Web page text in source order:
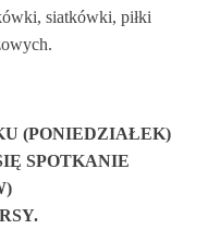
siatkówki, piłki
(PONIEDZIAŁEK)
SPOTKANIE